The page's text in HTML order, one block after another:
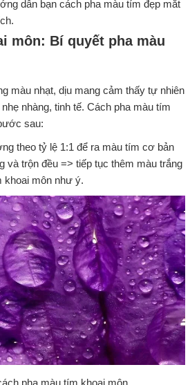
dẫn bạn cách pha màu tím đẹp mắt
môn: Bí quyết pha màu
màu nhạt, dịu mang cảm thấy tự nhiên
nhàng, tinh tế. Cách pha màu tím
sau:
theo tỷ lệ 1:1 để ra màu tím cơ bản
và trộn đều => tiếp tục thêm màu trắng
khoai môn như ý.
pha màu tím khoai môn